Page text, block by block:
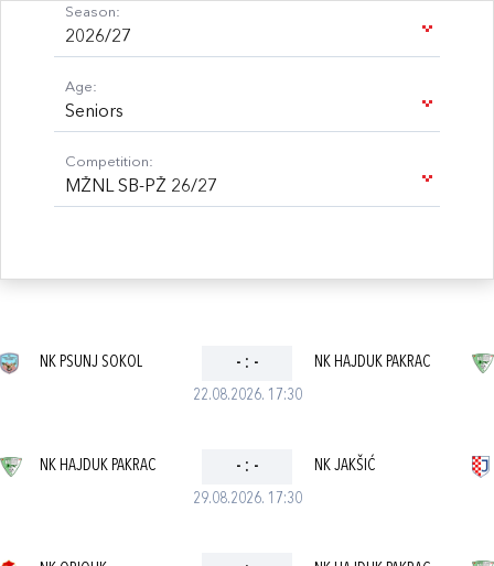
Season:
2026/27
Age:
Seniors
Competition:
MŽNL SB-PŽ 26/27
22.08.2026. 17:30
NK PSUNJ SOKOL - : - NK HAJDUK PAKRAC
29.08.2026. 17:30
NK HAJDUK PAKRAC - : - NK JAKŠIĆ